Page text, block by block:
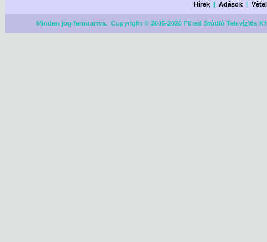
Hírek |Adások |
Minden jog fenntartva. Copyright © 2005-2026 Füred Stúdió Televíziós